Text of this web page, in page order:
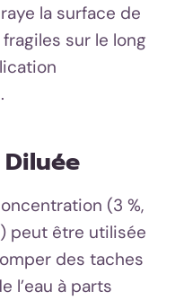
la surface de
sur le long
(3 %,
peut être utilisée
des taches
l’eau à parts